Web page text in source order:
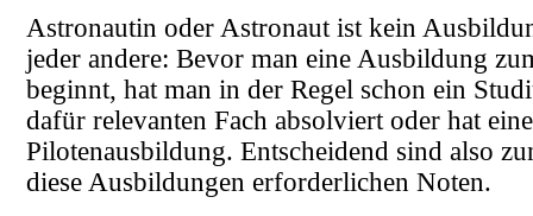
Astronautin oder Astronaut ist kein
jeder andere: Bevor man eine Ausbildung
beginnt, hat man in der Regel schon ein
dafür relevanten Fach absolviert oder hat eine
Pilotenausbildung. Entscheidend sind also
diese Ausbildungen erforderlichen Noten.